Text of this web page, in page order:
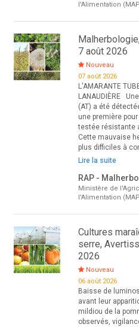
l'Alimentation
7 août 2026
Nouveau
07 août 2026
L'AMARANTE
LANAUDIÈRE
(AT) a été
une première
testée résistante
Cette mauvaise
plus difficiles à
Lire la suite
RAP -
Ministère de
l'Alimentation
Cultures
serre,
2026
Nouveau
06 août 2026
Baisse de
avant leur
mildiou de la
observés,